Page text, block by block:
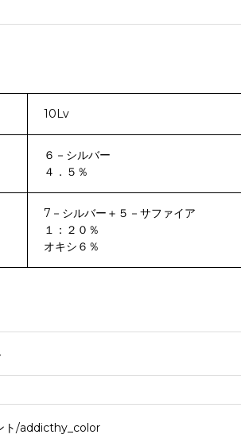
10Lv
６－シルバー
４．５％
7－シルバー＋５－サファイア
１：２０％
オキシ６％
ト/addicthy_color